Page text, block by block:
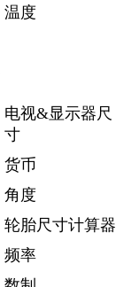
温度
电视&显示器尺
寸
货币
角度
轮胎尺寸计算器
频率